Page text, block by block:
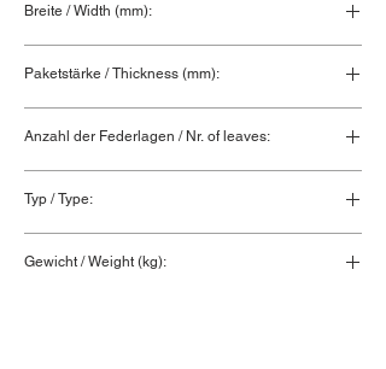
Breite / Width (mm):
Paketstärke / Thickness (mm):
Anzahl der Federlagen / Nr. of leaves:
Typ / Type:
Gewicht / Weight (kg):